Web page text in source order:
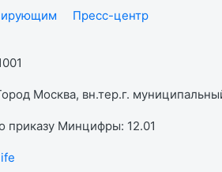
Пресс-центр
Москва, вн.тер.г.
приказу Минцифры: 12.01